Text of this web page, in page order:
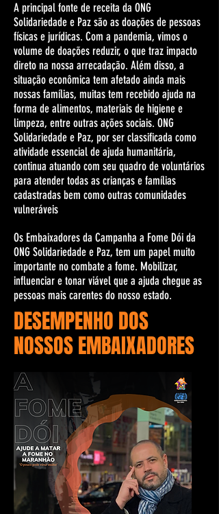
A principal fonte de receita da ONG
Solidariedade e Paz são as doações de pessoas
físicas e jurídicas. Com a pandemia, vimos o
volume de doações reduzir, o que traz impacto
direto na nossa arrecadação. Além disso, a
situação econômica tem afetado ainda mais
nossas famílias, muitas tem recebido ajuda na
forma de alimentos, materiais de higiene e
limpeza, entre outras ações sociais. ONG
Solidariedade e Paz, por ser classificada como
atividade essencial de ajuda humanitária,
continua atuando com seu quadro de voluntários
para atender todas as crianças e famílias
cadastradas bem como outras comunidades
vulneráveis
Os Embaixadores da Campanha a Fome Dói da
ONG Solidariedade e Paz, tem um papel muito
importante no combate a fome. Mobilizar,
influenciar e tonar viável que a ajuda chegue as
pessoas mais carentes do nosso estado.
DESEMPENHO DOS
NOSSOS EMBAIXADORES